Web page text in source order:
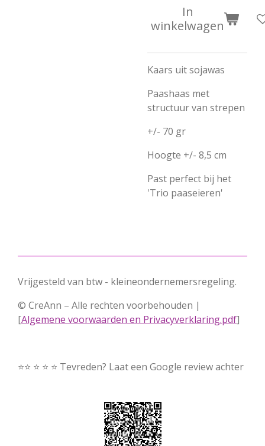
In
winkelwagen
Kaars uit sojawas
Paashaas met
structuur van strepen
+/- 70 gr
Hoogte +/- 8,5 cm
Past perfect bij het
'Trio paaseieren'
Vrijgesteld van btw - kleineondernemersregeling.
© CreAnn – Alle rechten voorbehouden |
[Algemene voorwaarden en Privacyverklaring.pdf]
⭐⭐ ⭐ ⭐ ⭐ Tevreden? Laat een Google review achter